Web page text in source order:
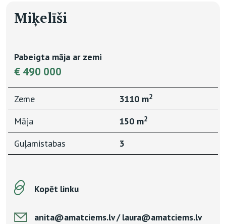
Miķelīši
Pabeigta māja ar zemi
€ 490 000
Zeme 3110 m2
Māja 150 m2
Guļamistabas 3
Kopēt linku
anita@amatciems.lv / laura@amatciems.lv